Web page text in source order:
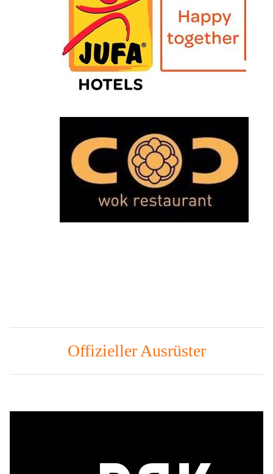
Offizieller Ausrüster